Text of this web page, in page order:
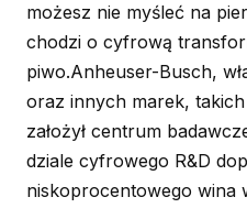
możesz nie myśleć na
chodzi o cyfrową
piwo.Anheuser-Busch,
oraz innych marek,
założył centrum
dziale cyfrowego R&D
niskoprocentowego wina